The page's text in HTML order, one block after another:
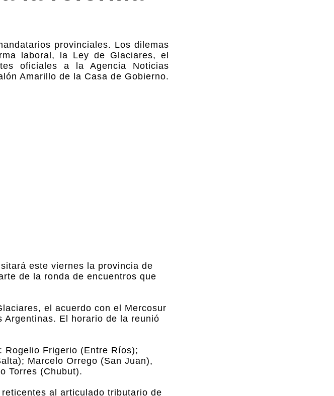
provinciales. Los dilemas
laboral, la Ley de Glaciares, el
oficiales a la Agencia Noticias
Amarillo de la Casa de Gobierno.
este viernes la provincia de
de la ronda de encuentros que
el acuerdo con el Mercosur
Argentinas. El horario de la reunió
Rogelio Frigerio (Entre Ríos);
Marcelo Orrego (San Juan),
Torres (Chubut).
al articulado tributario de